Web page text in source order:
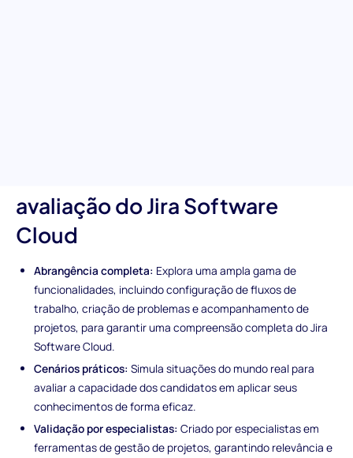
avaliação do Jira Software
Cloud
Abrangência completa: Explora uma ampla gama de
funcionalidades, incluindo configuração de fluxos de
trabalho, criação de problemas e acompanhamento de
projetos, para garantir uma compreensão completa do Jira
Software Cloud.
Cenários práticos: Simula situações do mundo real para
avaliar a capacidade dos candidatos em aplicar seus
conhecimentos de forma eficaz.
Validação por especialistas: Criado por especialistas em
ferramentas de gestão de projetos, garantindo relevância e